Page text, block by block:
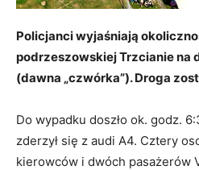
Policjanci wyjaśniają
podrzeszowskiej Trzcianie na
(dawna „czwórka”). Droga
Do wypadku doszło ok. godz.
zderzył się z audi A4. Cztery
kierowców i dwóch pasażerów